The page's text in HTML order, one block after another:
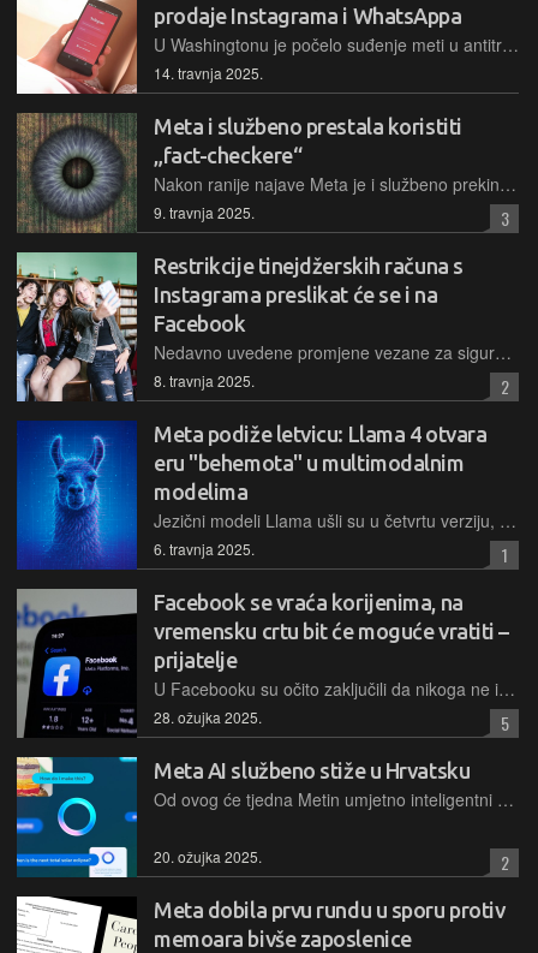
prodaje Instagrama i WhatsAppa
U Washingtonu je počelo suđenje meti u antitrustosvskom slučaju gdje američka Federalna trgovinska komisija (FTC) tvrdi da je Meta, koja je već posjedovala Facebook, kupila Instagram 2012. i WhatsApp 2014. godine kako bi eliminirala konkurenciju i stvorila monopol
14. travnja 2025.
Meta i službeno prestala koristiti
„fact-checkere“
Nakon ranije najave Meta je i službeno prekinula korištenje „fact-checkera“ i umjesto toga uvela sustav Community Notes, sličan onome koji koristi X.
9. travnja 2025. 3
Restrikcije tinejdžerskih računa s
Instagrama preslikat će se i na
Facebook
Nedavno uvedene promjene vezane za sigurnost i privatnost tinejdžera s Instagrama će biti prenesene i na Facebook te njegov Messenger, pa će i tamo mlađi od 16 godina biti posebno zaštićeni
8. travnja 2025. 2
Meta podiže letvicu: Llama 4 otvara
eru "behemota" u multimodalnim
modelima
Jezični modeli Llama ušli su u četvrtu verziju, koja donosi podršku za najveći ulazni kontekst od svih postojećih modela na tržištu te nativno podržava multimodalnost
6. travnja 2025. 1
Facebook se vraća korijenima, na
vremensku crtu bit će moguće vratiti –
prijatelje
U Facebooku su očito zaključili da nikoga ne interesiraju preporučene objave ljudi i stranica koje aktivno ne prate, pa će omogućiti prebacivanje prikaza samo na sadržaje koje stvaraju izravni kontakti
28. ožujka 2025. 5
Meta AI službeno stiže u Hrvatsku
Od ovog će tjedna Metin umjetno inteligentni asistent postati dostupan u 41 zemlju Europe, što uključuje Europsku uniju i prekomorske teritorije, a razgovori s njime bit će mogući na šest jezika
20. ožujka 2025. 2
Meta dobila prvu rundu u sporu protiv
memoara bivše zaposlenice